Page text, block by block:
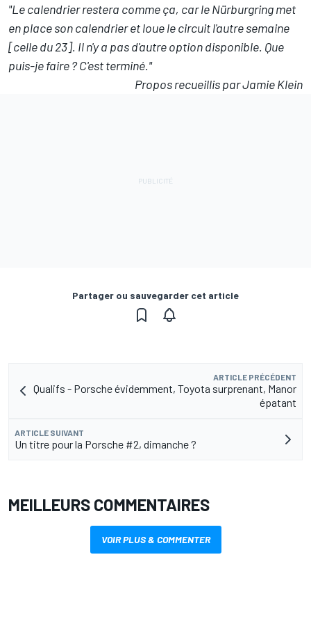
"Le calendrier restera comme ça, car le Nürburgring met
en place son calendrier et loue le circuit l'autre semaine
[celle du 23]. Il n'y a pas d'autre option disponible. Que
puis-je faire ? C'est terminé."
Propos recueillis par Jamie Klein
Partager ou sauvegarder cet article
ARTICLE PRÉCÉDENT
Qualifs - Porsche évidemment, Toyota surprenant, Manor
épatant
ARTICLE SUIVANT
Un titre pour la Porsche #2, dimanche ?
MEILLEURS COMMENTAIRES
VOIR PLUS & COMMENTER